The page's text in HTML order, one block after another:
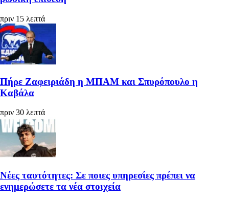
πριν 15 λεπτά
Πήρε Ζαφειριάδη η ΜΠΑΜ και Σπυρόπουλο η
Καβάλα
πριν 30 λεπτά
Νέες ταυτότητες: Σε ποιες υπηρεσίες πρέπει να
ενημερώσετε τα νέα στοιχεία